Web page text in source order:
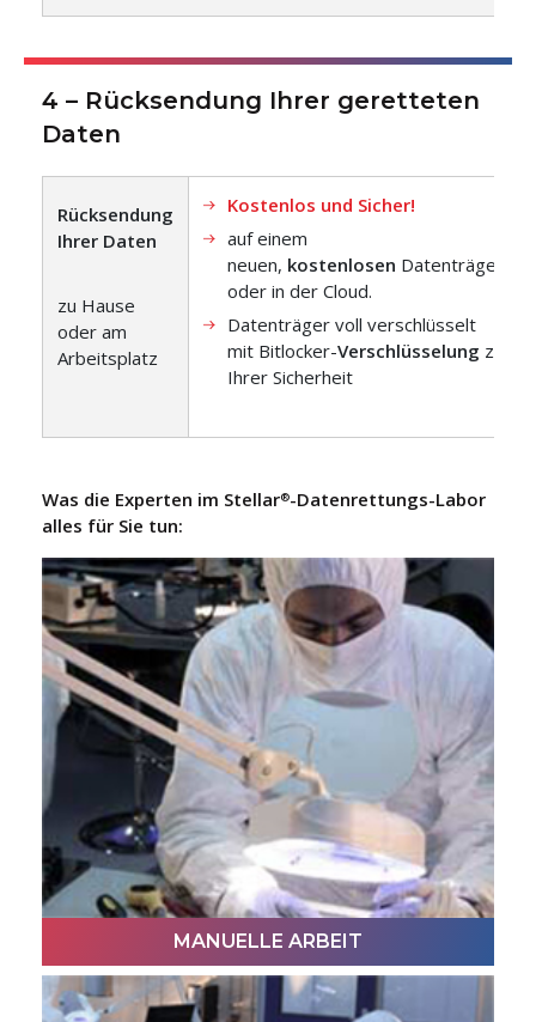
4 – Rücksendung Ihrer geretteten
Daten
Rücksendung
Ihrer Daten
zu Hause
oder am
Arbeitsplatz
Kostenlos und Sicher!
auf einem
neuen, kostenlosen Datenträger
oder in der Cloud.
Datenträger voll verschlüsselt
mit Bitlocker-Verschlüsselung zu
Ihrer Sicherheit
Was die Experten im Stellar®-Datenrettungs-Labor
alles für Sie tun:
MANUELLE ARBEIT